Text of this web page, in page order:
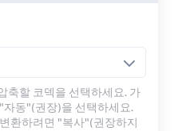
축할 코덱을 선택하세요. 가
자동"(권장)을 선택하세요.
환하려면 "복사"(권장하지